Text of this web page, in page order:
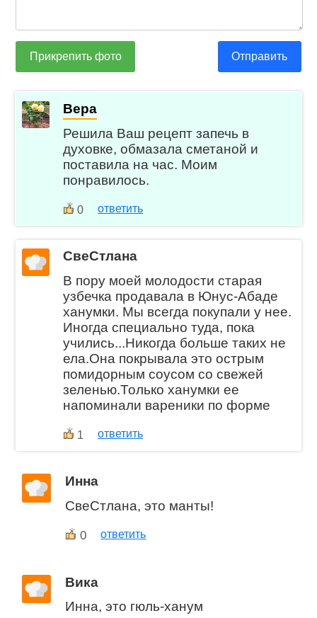
Прикрепить фото Отправить
Вера
Решила Ваш рецепт запечь в
духовке, обмазала сметаной и
поставила на час. Моим
понравилось.
0 ответить
СвеСтлана
В пору моей молодости старая
узбечка продавала в Юнус-Абаде
ханумки. Мы всегда покупали у нее.
Иногда специально туда, пока
учились...Никогда больше таких не
ела.Она покрывала это острым
помидорным соусом со свежей
зеленью.Только ханумки ее
напоминали вареники по форме
1 ответить
Инна
СвеСтлана, это манты!
0 ответить
Вика
Инна, это гюль-ханум